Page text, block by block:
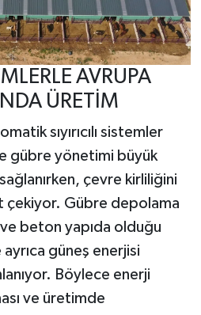
AVRUPA
ÜRETİM
sıyırıcılı sistemler
gübre yönetimi büyük
çevre kirliliğini
çekiyor. Gübre depolama
ve beton yapıda olduğu
güneş enerjisi
Böylece enerji
ve üretimde